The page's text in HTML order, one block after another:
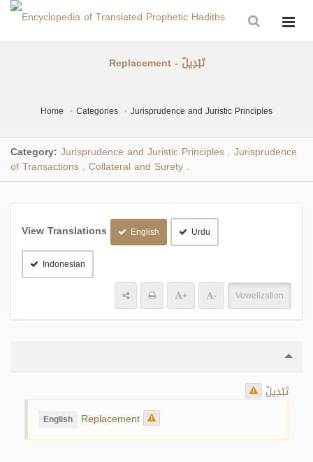
Replacement - تَبْدِيلٌ
Home Categories Jurisprudence and Juristic Principles
Category: Jurisprudence and Juristic Principles Jurisprudence
of Transactions Collateral and Surety
View Translations English Urdu
Indonesian
+ - Vowelization
تَبْدِيلٌ
English Replacement